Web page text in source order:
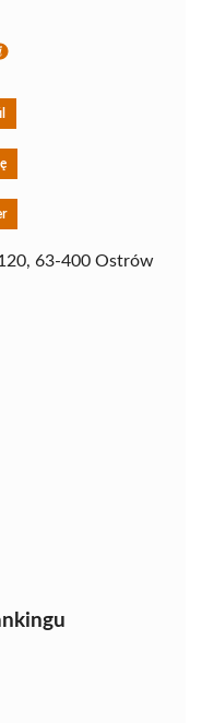
63-400 Ostrów